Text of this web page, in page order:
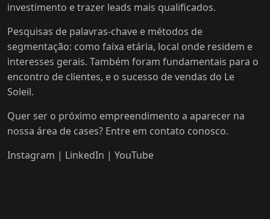
investimento e trazer leads mais qualificados.
Pesquisas de palavras-chave e métodos de
segmentação: como faixa etária, local onde residem e
interesses gerais. Também foram fundamentais para o
encontro de clientes, e o sucesso de vendas do Le
Soleil.
Quer ser o próximo empreendimento a aparecer na
nossa área de cases? Entre em contato conosco.
Instagram | LinkedIn | YouTube